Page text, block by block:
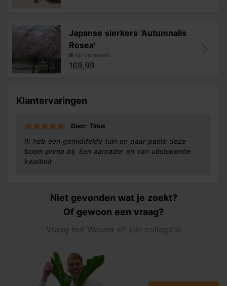
Japanse sierkers 'Autumnalis
Rosea'
op voorraad
169,99
Klantervaringen
Door: Tinus
Ik heb een gemiddelde tuin en daar paste deze
boom prima bij. Een aanrader en van uitstekende
kwaliteit
Niet gevonden wat je zoekt?
Of gewoon een vraag?
Vraag het Wouter of zijn collega's!